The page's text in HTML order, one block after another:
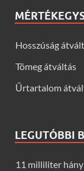
Hosszúság
Tömeg átváltás
Űrtartalom
LEGUTÓBBI
11 milliliter